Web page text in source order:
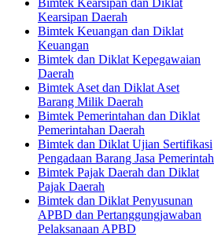
Kearsipan Daerah
Bimtek Keuangan dan Diklat
Keuangan
Bimtek dan Diklat Kepegawaian
Daerah
Bimtek Aset dan Diklat Aset
Barang Milik Daerah
Bimtek Pemerintahan dan Diklat
Pemerintahan Daerah
Bimtek dan Diklat Ujian Sertifikasi
Pengadaan Barang Jasa Pemerintah
Bimtek Pajak Daerah dan Diklat
Pajak Daerah
Bimtek dan Diklat Penyusunan
APBD dan Pertanggungjawaban
Pelaksanaan APBD